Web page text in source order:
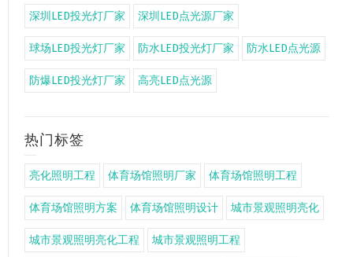
深圳LED投光灯厂家 深圳LED点光源厂家
球场LED投光灯厂家 防水LED投光灯厂家 防水LED点光源
防爆LED投光灯厂家 高亮LED点光源
热门标签
亮化照明工程 体育场馆照明厂家 体育场馆照明工程
体育场馆照明方案 体育场馆照明设计 城市景观照明亮化
城市景观照明亮化工程 城市景观照明工程